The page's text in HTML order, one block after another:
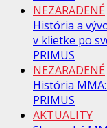
NEZARADENÉ
História a
v klietke po
PRIMUS
NEZARADENÉ
História
PRIMUS
AKTUALITY